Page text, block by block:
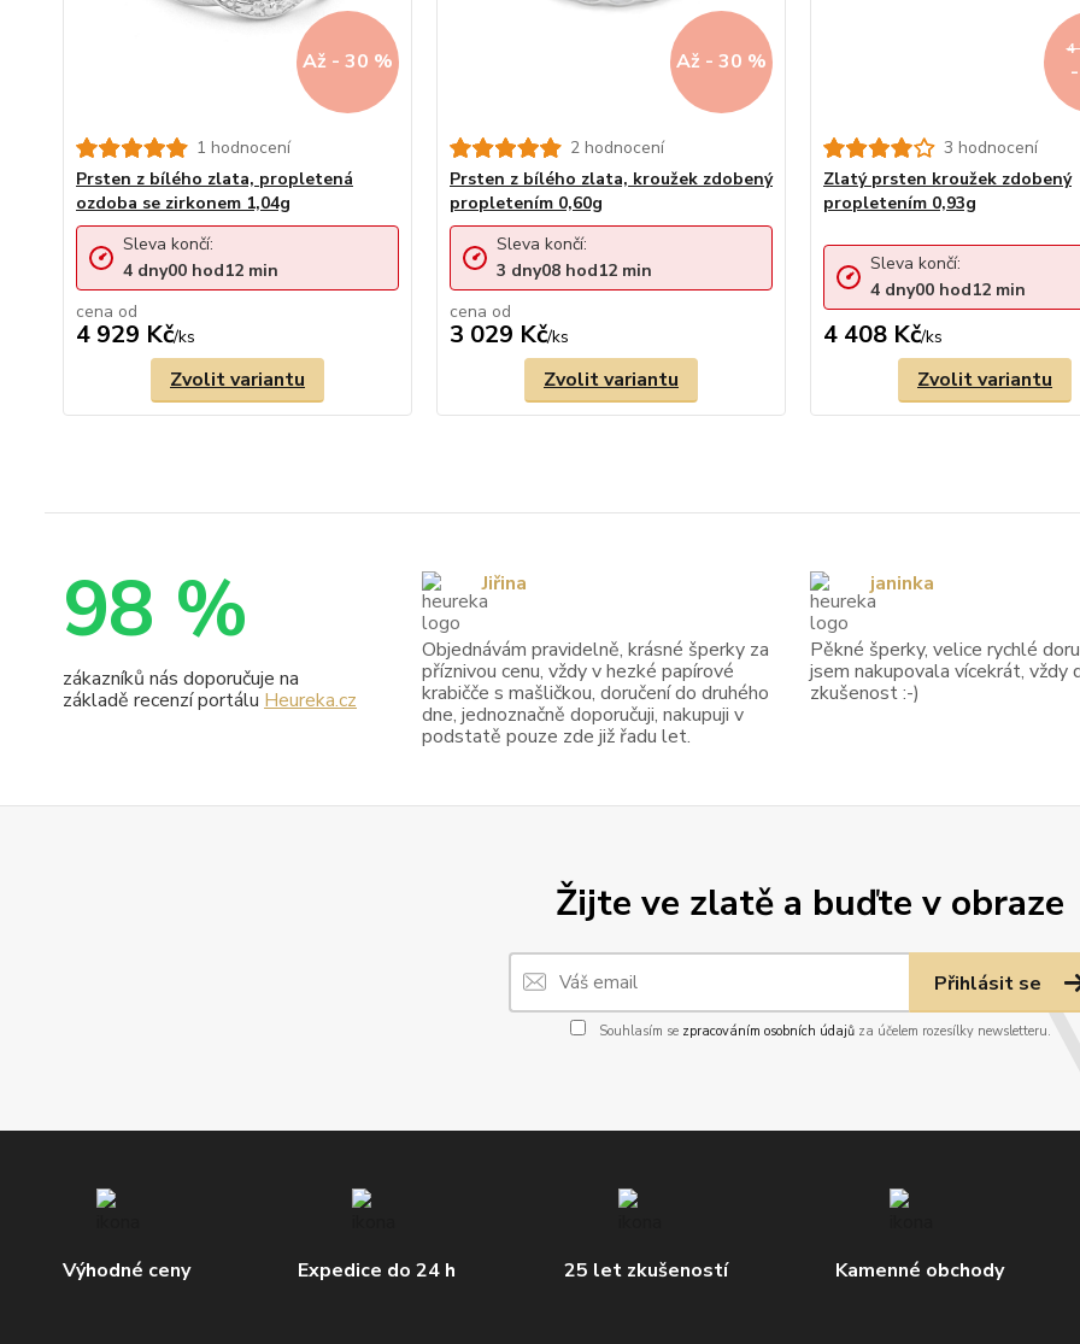
Až - 30 %
1 hodnocení
Prsten z bílého zlata, propletená
ozdoba se zirkonem 1,04g
cena od
4 929 Kč/ks
Sleva končí:
4 dny00 hod12 min
Zvolit variantu
Až - 30 %
2 hodnocení
Prsten z bílého zlata, kroužek zdobený
propletením 0,60g
cena od
3 029 Kč/ks
Sleva končí:
3 dny08 hod12 min
Zvolit variantu
4
3 hodnocení
Zlatý prsten kroužek zdobený
propletením 0,93g
4 408 Kč/ks
Sleva končí:
4 dny00 hod12 min
Zvolit variantu
Žijte ve zlatě a buďte v obraze
Přihlásit se
Souhlasím se zpracováním osobních údajůza účelem rozesílky newsletteru.
Výhodné ceny Expedice do 24 h 25 let zkušeností Kamenné obchody
98 %
zákazníků nás doporučuje na
základě recenzí portálu Heureka.cz
Objednávám pravidelně, krásné šperky za
příznivou cenu, vždy v hezké papírové
krabičče s mašličkou, doručení do druhého
dne, jednoznačně doporučuji, nakupuji v
podstatě pouze zde již řadu let.
Jiřina
Pěkné šperky, velice rychlé
jsem nakupovala vícekrát, vždy
zkušenost :-)
janinka